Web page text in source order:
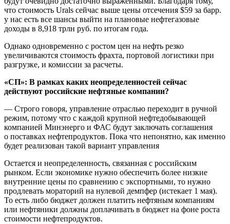
что стоимость Urals сейчас выше цены отсечения $59 за барр.
у нас есть все шансы выйти на плановые нефтегазовые
доходы в 8,918 трлн руб. по итогам года.
Однако одновременно с ростом цен на нефть резко
увеличиваются стоимость фрахта, портовой логистики при
разгрузке, и комиссии за расчеты.
«СП»: В рамках каких неопределенностей сейчас
действуют российские нефтяные компании?
— Строго говоря, управление отраслью переходит в ручной
режим, потому что с каждой крупной нефтедобывающей
компанией Минэнерго и ФАС будут заключать соглашения
о поставках нефтепродуктов. Пока что непонятно, как именно
будет реализован такой вариант управления
Остается и неопределенность, связанная с российским
рынком. Если экономике нужно обеспечить более низкие
внутренние цены по сравнению с экспортными, то нужно
продлевать мораторий на нулевой демпфер (истекает 1 мая).
То есть либо бюджет должен платить нефтяным компаниям
или нефтяники должны доплачивать в бюджет на фоне роста
стоимости нефтепродуктов.